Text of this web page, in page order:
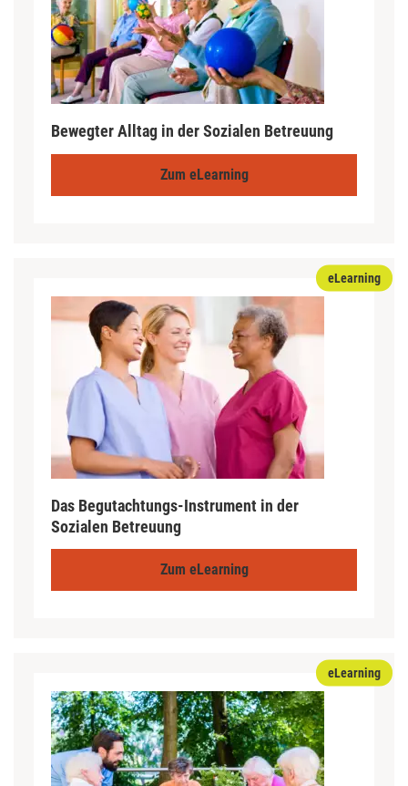
Bewegter Alltag in der Sozialen Betreuung
Zum eLearning
eLearning
Das Begutachtungs-Instrument in der
Sozialen Betreuung
Zum eLearning
eLearning